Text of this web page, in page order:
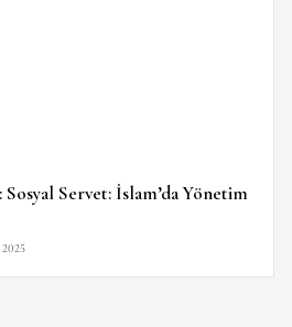
Servet: İslam’da Yönetim
2025